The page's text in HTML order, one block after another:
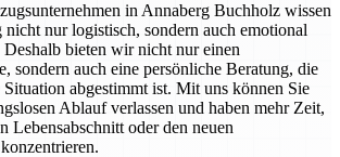
in Annaberg Buchholz wissen
nur logistisch, sondern auch emotional
Deshalb bieten wir nicht nur einen
sondern auch eine persönliche Beratung, die
abgestimmt ist. Mit uns können Sie
Ablauf verlassen und haben mehr Zeit,
Lebensabschnitt oder den neuen